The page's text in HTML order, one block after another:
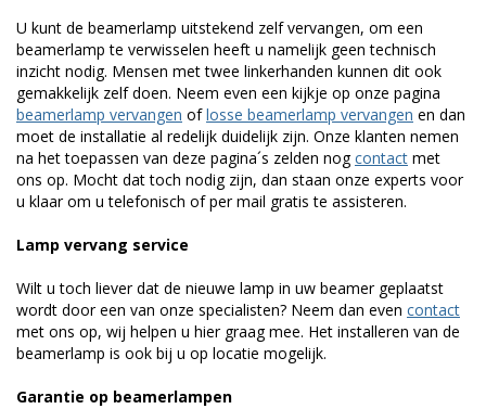
U kunt de beamerlamp uitstekend zelf vervangen, om een
beamerlamp te verwisselen heeft u namelijk geen technisch
inzicht nodig. Mensen met twee linkerhanden kunnen dit ook
gemakkelijk zelf doen. Neem even een kijkje op onze pagina
beamerlamp vervangen oflosse beamerlamp vervangen en dan
moet de installatie al redelijk duidelijk zijn. Onze klanten nemen
na het toepassen van deze pagina´s zelden nogcontact met
ons op. Mocht dat toch nodig zijn, dan staan onze experts voor
u klaar om u telefonisch of per mail gratis te assisteren.
Lamp vervang service
Wilt u toch liever dat de nieuwe lamp in uw beamer geplaatst
wordt door een van onze specialisten? Neem dan even contact
met ons op, wij helpen u hier graag mee. Het installeren van de
beamerlamp is ook bij u op locatie mogelijk.
Garantie op beamerlampen